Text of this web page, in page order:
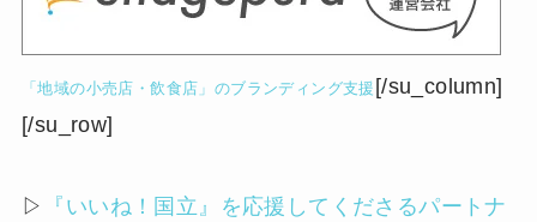
「地域の小売店・飲食店」のブランディング支援 [/su_column]
[/su_row]
▷
『いいね！国立』を応援してくださるパートナ